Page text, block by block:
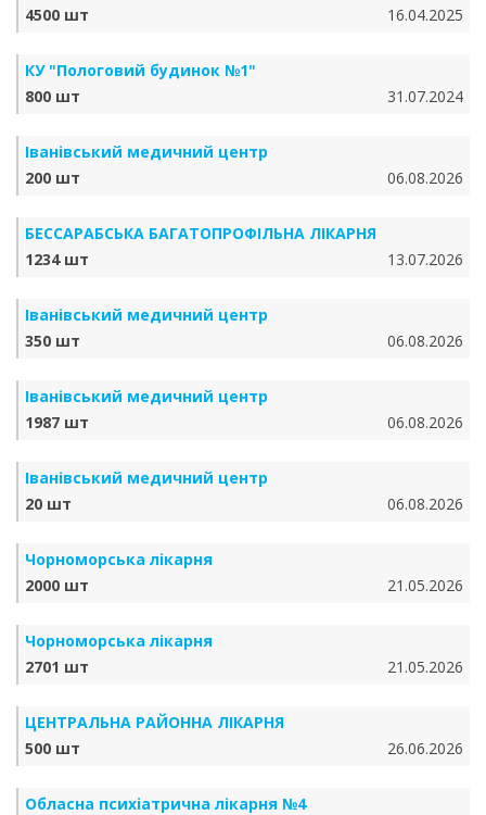
4500 шт
16.04.2025
КУ "Пологовий будинок №1"
800 шт
31.07.2024
Іванівський медичний центр
200 шт
06.08.2026
БЕССАРАБСЬКА БАГАТОПРОФІЛЬНА ЛІКАРНЯ
1234 шт
13.07.2026
Іванівський медичний центр
350 шт
06.08.2026
Іванівський медичний центр
1987 шт
06.08.2026
Іванівський медичний центр
20 шт
06.08.2026
Чорноморська лікарня
2000 шт
21.05.2026
Чорноморська лікарня
2701 шт
21.05.2026
ЦЕНТРАЛЬНА РАЙОННА ЛІКАРНЯ
500 шт
26.06.2026
Обласна психіатрична лікарня №4